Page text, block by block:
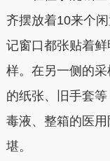
齐摆放着10来个
记窗口都张贴着鲜
样。在另一侧的
的纸张、旧手套
毒液、整箱的医
堪。